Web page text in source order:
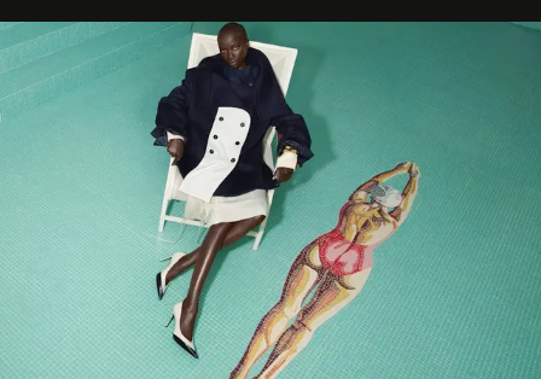
un’impronta indelebile nella storia della moda.